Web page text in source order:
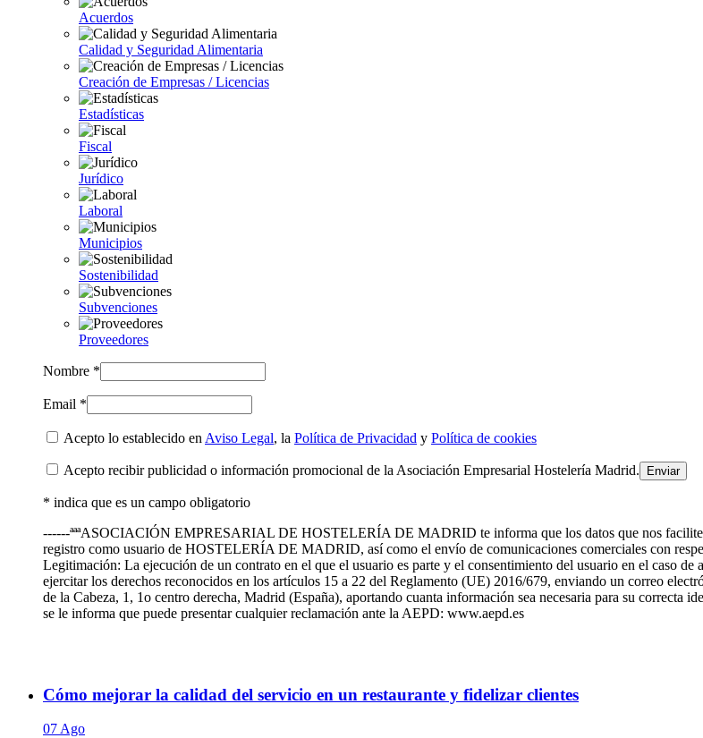
Acuerdos
Calidad y Seguridad Alimentaria
Creación de Empresas / Licencias
Estadísticas
Fiscal
Jurídico
Laboral
Municipios
Sostenibilidad
Subvenciones
Proveedores
Nombre *
Email *
Acepto lo establecido en Aviso Legal, la Política de Privacidad y Política de cookies
Acepto recibir publicidad o información promocional de la Asociación Empresarial Hostelería Madrid.
* indica que es un campo obligatorio
------ªªªASOCIACIÓN EMPRESARIAL DE HOSTELERÍA DE MADRID te informa que los datos que nos facilite
registro como usuario de HOSTELERÍA DE MADRID, así como el envío de comunicaciones comerciales con
Legitimación: La ejecución de un contrato en el que el usuario es parte y el consentimiento del usuario en el caso
ejercitar los derechos reconocidos en los artículos 15 a 22 del Reglamento (UE) 2016/679, enviando un correo
de la Cabeza, 1, 1o centro derecha, Madrid (España), aportando cuanta información sea necesaria para su
se le informa que puede presentar cualquier reclamación ante la AEPD: www.aepd.es
Cómo mejorar la calidad del servicio en un restaurante y fidelizar clientes
07 Ago